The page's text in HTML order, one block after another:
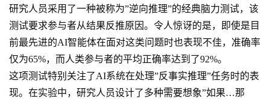
研究人员采用了一种被称为”逆向推理”的经典脑力测试，该
测试要求参与者从结果反推原因。令人惊讶的是，即使是目
前最先进的AI智能体在面对这类问题时也表现不佳，准确率
仅为65%，而人类参与者的平均正确率达到了92%。
这项测试特别关注了AI系统在处理”反事实推理”任务时的表
现。在实验中，研究人员设计了多种需要想象”如果…那